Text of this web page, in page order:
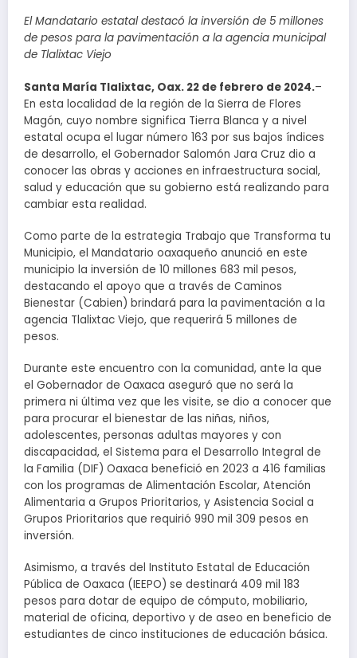
El Mandatario estatal destacó la inversión de 5 millones
de pesos para la pavimentación a la agencia municipal
de Tlalixtac Viejo
Santa María Tlalixtac, Oax. 22 de febrero de 2024.–
En esta localidad de la región de la Sierra de Flores
Magón, cuyo nombre significa Tierra Blanca y a nivel
estatal ocupa el lugar número 163 por sus bajos índices
de desarrollo, el Gobernador Salomón Jara Cruz dio a
conocer las obras y acciones en infraestructura social,
salud y educación que su gobierno está realizando para
cambiar esta realidad.
Como parte de la estrategia Trabajo que Transforma tu
Municipio, el Mandatario oaxaqueño anunció en este
municipio la inversión de 10 millones 683 mil pesos,
destacando el apoyo que a través de Caminos
Bienestar (Cabien) brindará para la pavimentación a la
agencia Tlalixtac Viejo, que requerirá 5 millones de
pesos.
Durante este encuentro con la comunidad, ante la que
el Gobernador de Oaxaca aseguró que no será la
primera ni última vez que les visite, se dio a conocer que
para procurar el bienestar de las niñas, niños,
adolescentes, personas adultas mayores y con
discapacidad, el Sistema para el Desarrollo Integral de
la Familia (DIF) Oaxaca benefició en 2023 a 416 familias
con los programas de Alimentación Escolar, Atención
Alimentaria a Grupos Prioritarios, y Asistencia Social a
Grupos Prioritarios que requirió 990 mil 309 pesos en
inversión.
Asimismo, a través del Instituto Estatal de Educación
Pública de Oaxaca (IEEPO) se destinará 409 mil 183
pesos para dotar de equipo de cómputo, mobiliario,
material de oficina, deportivo y de aseo en beneficio de
estudiantes de cinco instituciones de educación básica.